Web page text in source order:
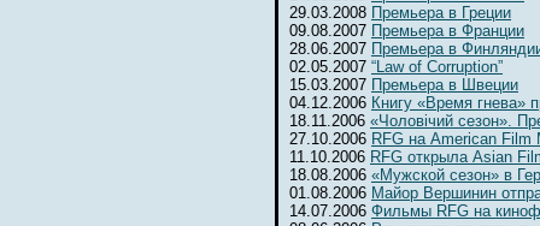
29.03.2008 Премьера в Греции
09.08.2007 Премьера в Франции
28.06.2007 Премьера в
02.05.2007 “Law of Corruption”
15.03.2007 Премьера в Швеции
04.12.2006 Книгу «Время гнева»
18.11.2006 «Чоловiчий сезон».
27.10.2006 RFG на American Film
11.10.2006 RFG открыла Asian
18.08.2006 «Мужской сезон» в
01.08.2006 Майор Вершинин
14.07.2006 Фильмы RFG на